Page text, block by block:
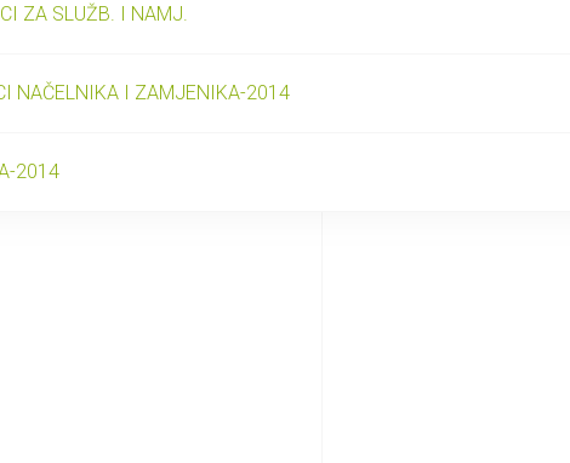
ZA SLUŽB. I NAMJ.
NAČELNIKA I ZAMJENIKA-2014
2014